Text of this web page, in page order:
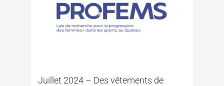
Juillet 2024 – Des vêtements de